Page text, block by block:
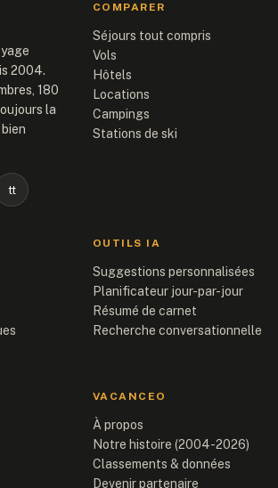
2004.
180
la
tt
COMPARER
Séjours tout compris
Vols
Hôtels
Locations
Campings
Stations de ski
OUTILS IA
Suggestions personnalisées
Planificateur jour-par-jour
Résumé de carnet
Recherche conversationnelle
VACANCEO
À propos
Notre histoire (2004-2026)
Classements & données
Devenir partenaire